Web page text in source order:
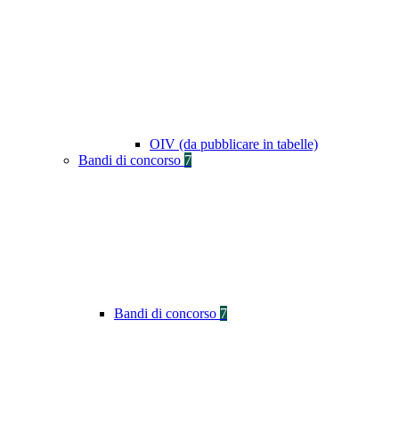
OIV (da pubblicare in tabelle)
Bandi di concorso 7
Bandi di concorso 7